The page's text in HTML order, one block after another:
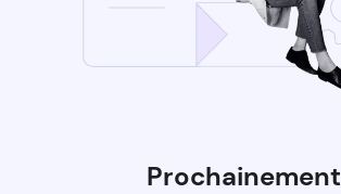
Prochainement